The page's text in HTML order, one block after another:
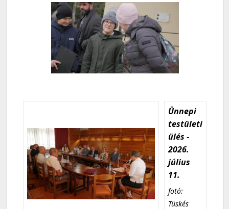
Ünnepi
testületi
ülés -
2026.
július
11.
fotó:
Tüskés